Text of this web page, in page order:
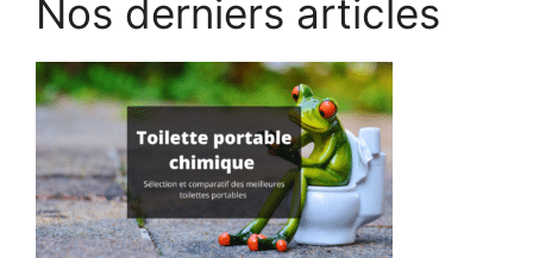
Nos derniers articles